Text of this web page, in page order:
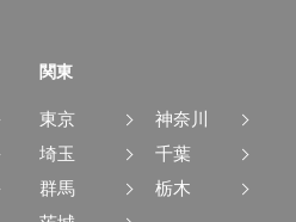
関東
東京
神奈川
埼玉
千葉
群馬
栃木